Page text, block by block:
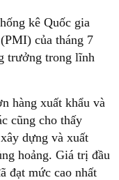
kê Quốc gia
của tháng 7
trưởng trong lĩnh
hàng xuất khẩu và
cũng cho thấy
dựng và xuất
hoảng. Giá trị đầu
đạt mức cao nhất